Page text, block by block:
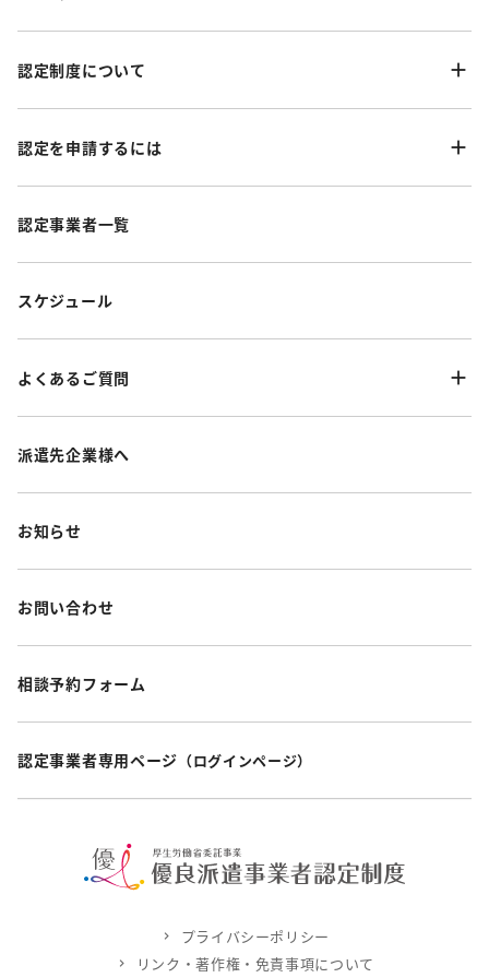
認定制度について
認定を申請するには
認定事業者一覧
スケジュール
よくあるご質問
派遣先企業様へ
お知らせ
お問い合わせ
相談予約フォーム
認定事業者専用ページ （ログインページ）
プライバシーポリシー
リンク・著作権・免責事項について